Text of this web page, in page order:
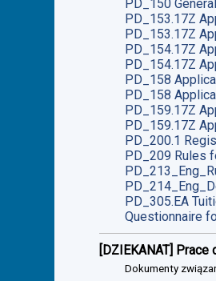
PD_150
PD_153.17Z
PD_153.17Z
PD_154.17Z
PD_154.17Z
PD_158
PD_158
PD_159.17Z
PD_159.17Z
PD_200.1
PD_209 Rules
PD_305.EA
Questionnaire
[DZIEKANAT]
Dokumenty